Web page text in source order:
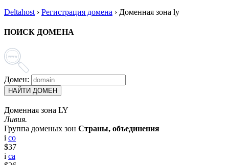
Deltahost › Регистрация домена › Доменная зона ly
ПОИСК ДОМЕНА
Домен:
НАЙТИ ДОМЕН
Доменная зона LY
Ливия.
Группа доменых зон Страны, объединения
i co
$37
i ca